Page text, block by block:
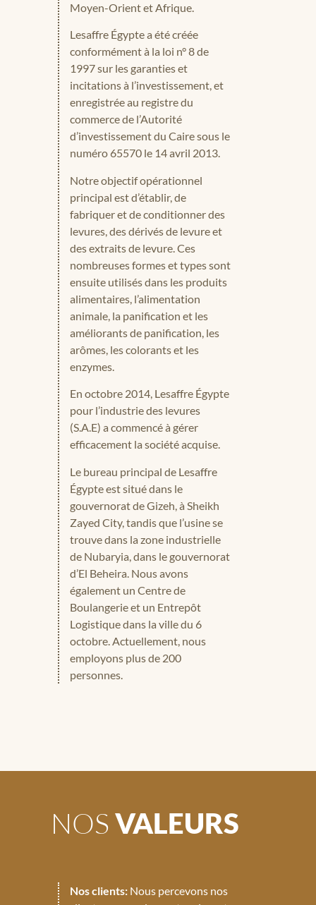
Moyen-Orient et Afrique.
Lesaffre Égypte a été créée
conformément à la loi n° 8 de
1997 sur les garanties et
incitations à l’investissement, et
enregistrée au registre du
commerce de l’Autorité
d’investissement du Caire sous le
numéro 65570 le 14 avril 2013.
Notre objectif opérationnel
principal est d’établir, de
fabriquer et de conditionner des
levures, des dérivés de levure et
des extraits de levure. Ces
nombreuses formes et types sont
ensuite utilisés dans les produits
alimentaires, l’alimentation
animale, la panification et les
améliorants de panification, les
arômes, les colorants et les
enzymes.
En octobre 2014, Lesaffre Égypte
pour l’industrie des levures
(S.A.E) a commencé à gérer
efficacement la société acquise.
Le bureau principal de Lesaffre
Égypte est situé dans le
gouvernorat de Gizeh, à Sheikh
Zayed City, tandis que l’usine se
trouve dans la zone industrielle
de Nubaryia, dans le gouvernorat
d’El Beheira. Nous avons
également un Centre de
Boulangerie et un Entrepôt
Logistique dans la ville du 6
octobre. Actuellement, nous
employons plus de 200
personnes.
NOSVALEURS
Nos clients: Nous percevons nos